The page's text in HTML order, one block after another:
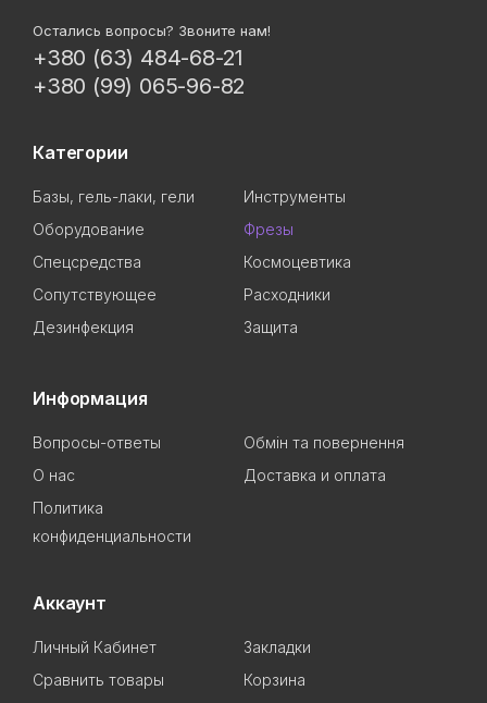
Остались вопросы? Звоните нам!
+380 (63) 484-68-21
+380 (99) 065-96-82
Категории
Базы, гель-лаки, гели
Инструменты
Оборудование
Фрезы
Спецсредства
Космоцевтика
Сопутствующее
Расходники
Дезинфекция
Защита
Информация
Вопросы-ответы
Обмін та повернення
О нас
Доставка и оплата
Политика
конфиденциальности
Аккаунт
Личный Кабинет
Закладки
Сравнить товары
Корзина